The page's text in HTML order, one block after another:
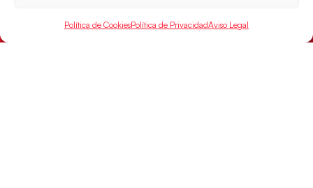
Política de CookiesPolítica de PrivacidadAviso Legal